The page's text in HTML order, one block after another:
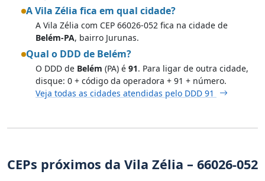
A Vila Zélia fica em qual cidade?
A Vila Zélia com CEP 66026-052 fica na cidade de
Belém-PA, bairro Jurunas.
Qual o DDD de Belém?
O DDD de Belém (PA) é 91. Para ligar de outra cidade,
disque: 0 + código da operadora + 91 + número.
Veja todas as cidades atendidas pelo DDD 91
CEPs próximos da Vila Zélia – 66026-052